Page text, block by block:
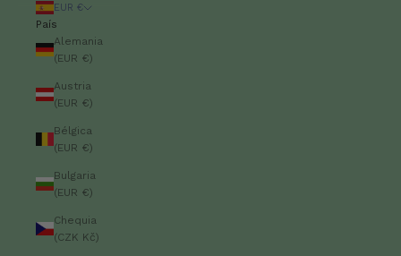
EUR €
País
Alemania
(EUR €)
Austria
(EUR €)
Bélgica
(EUR €)
Bulgaria
(EUR €)
Chequia
(CZK Kč)